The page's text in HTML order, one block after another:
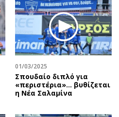
01/03/2025
Σπουδαίο διπλό για
«περιστέρια»... βυθίζεται
η Νέα Σαλαμίνα